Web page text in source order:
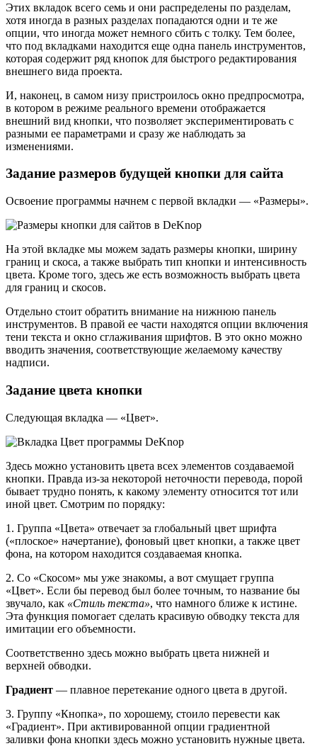
Этих вкладок всего семь и они распределены по разделам,
хотя иногда в разных разделах попадаются одни и те же
опции, что иногда может немного сбить с толку. Тем более,
что под вкладками находится еще одна панель инструментов,
которая содержит ряд кнопок для быстрого редактирования
внешнего вида проекта.
И, наконец, в самом низу пристроилось окно предпросмотра,
в котором в режиме реального времени отображается
внешний вид кнопки, что позволяет экспериментировать с
разными ее параметрами и сразу же наблюдать за
изменениями.
Задание размеров будущей кнопки для сайта
Освоение программы начнем с первой вкладки — «Размеры».
На этой вкладке мы можем задать размеры кнопки, ширину
границ и скоса, а также выбрать тип кнопки и интенсивность
цвета. Кроме того, здесь же есть возможность выбрать цвета
для границ и скосов.
Отдельно стоит обратить внимание на нижнюю панель
инструментов. В правой ее части находятся опции включения
тени текста и окно сглаживания шрифтов. В это окно можно
вводить значения, соответствующие желаемому качеству
надписи.
Задание цвета кнопки
Следующая вкладка — «Цвет».
Здесь можно установить цвета всех элементов создаваемой
кнопки. Правда из-за некоторой неточности перевода, порой
бывает трудно понять, к какому элементу относится тот или
иной цвет. Смотрим по порядку:
1. Группа «Цвета» отвечает за глобальный цвет шрифта
(«плоское» начертание), фоновый цвет кнопки, а также цвет
фона, на котором находится создаваемая кнопка.
2. Со «Скосом» мы уже знакомы, а вот смущает группа
«Цвет». Если бы перевод был более точным, то название бы
звучало, как «Стиль текста», что намного ближе к истине.
Эта функция помогает сделать красивую обводку текста для
имитации его объемности.
Соответственно здесь можно выбрать цвета нижней и
верхней обводки.
Градиент — плавное перетекание одного цвета в другой.
3. Группу «Кнопка», по хорошему, стоило перевести как
«Градиент». При активированной опции градиентной
заливки фона кнопки здесь можно установить нужные цвета.